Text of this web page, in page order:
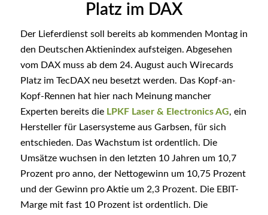
Platz im DAX
Der Lieferdienst soll bereits ab kommenden Montag in
den Deutschen Aktienindex aufsteigen. Abgesehen
vom DAX muss ab dem 24. August auch Wirecards
Platz im TecDAX neu besetzt werden. Das Kopf-an-
Kopf-Rennen hat hier nach Meinung mancher
Experten bereits die LPKF Laser & Electronics AG, ein
Hersteller für Lasersysteme aus Garbsen, für sich
entschieden. Das Wachstum ist ordentlich. Die
Umsätze wuchsen in den letzten 10 Jahren um 10,7
Prozent pro anno, der Nettogewinn um 10,75 Prozent
und der Gewinn pro Aktie um 2,3 Prozent. Die EBIT-
Marge mit fast 10 Prozent ist ordentlich. Die